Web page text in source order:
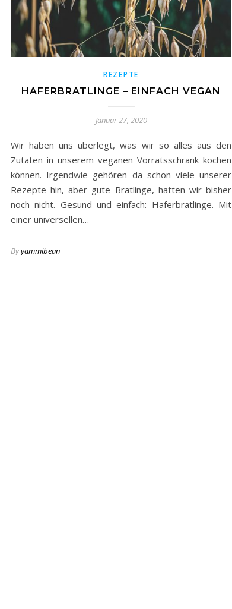
REZEPTE
HAFERBRATLINGE – EINFACH VEGAN
Januar 27, 2020
Wir haben uns überlegt, was wir so alles aus den
Zutaten in unserem veganen Vorratsschrank kochen
können. Irgendwie gehören da schon viele unserer
Rezepte hin, aber gute Bratlinge, hatten wir bisher
noch nicht. Gesund und einfach: Haferbratlinge. Mit
einer universellen…
Byyammibean